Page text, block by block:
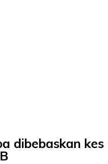
dibebaskan kes